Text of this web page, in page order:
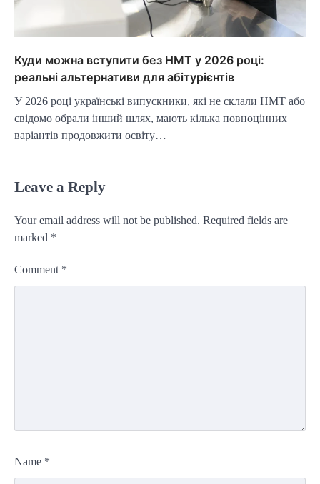
Куди можна вступити без НМТ у 2026 році:
реальні альтернативи для абітурієнтів
У 2026 році українські випускники, які не склали НМТ або
свідомо обрали інший шлях, мають кілька повноцінних
варіантів продовжити освіту…
Leave a Reply
Your email address will not be published. Required fields are
marked *
Comment *
Name *